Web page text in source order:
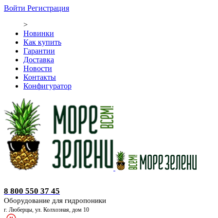
Войти Регистрация
>
Новинки
Как купить
Гарантии
Доставка
Новости
Контакты
Конфигуратор
8 800 550 37 45
Оборудование для гидропоники
г. Люберцы, ул. Колхозная, дом 10